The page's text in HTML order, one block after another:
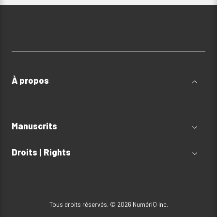
À propos
Manuscrits
Droits | Rights
Tous droits réservés. © 2026 NumériQ inc.